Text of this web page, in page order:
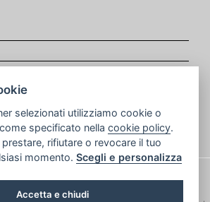
minimis ricevuti dalla nostra impresa sono contenuti
e consultabili al seguente link
selezionati utilizziamo cookie o
specificato nellacookie policy.
rifiutare o revocare il tuo
momento.Scegli e personalizza
Accetta e chiudi